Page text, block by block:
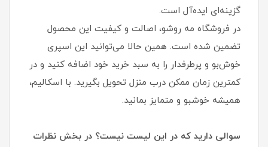
گزینه‌ای ایده‌آل است.
در فروشگاه مه روشو، اصالت و کیفیت این محصول
تضمین شده است. همین حالا می‌توانید این اسپری
خوش‌بو و پرطرفدار را به سبد خرید خود اضافه کنید و در
کمترین زمان ممکن درب منزل تحویل بگیرید. با اسکالیم،
همیشه خوشبو و متمایز بمانید.
سوالی دارید که در این لیست نیست؟ در بخش نظرات